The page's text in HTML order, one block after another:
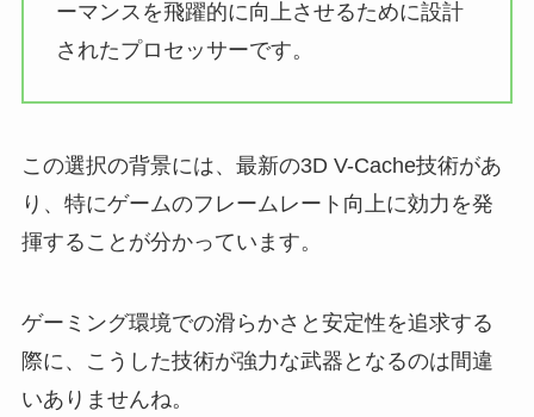
ーマンスを飛躍的に向上させるために設計
されたプロセッサーです。
この選択の背景には、最新の3D V-Cache技術があ
り、特にゲームのフレームレート向上に効力を発
揮することが分かっています。
ゲーミング環境での滑らかさと安定性を追求する
際に、こうした技術が強力な武器となるのは間違
いありませんね。